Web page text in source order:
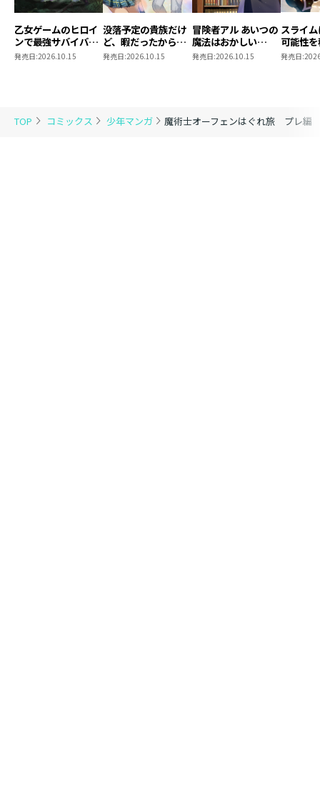
TOP コミックス 少年マンガ 魔術士オーフェンはぐれ旅 プレ編
乙女ゲームのヒロイ
ンで最強サバイバル
@COMIC 第9巻
発売日:2026.10.15
没落予定の貴族だけ
ど、暇だったから魔
法を極めてみた
発売日:2026.10.15
冒険者アル あいつの
魔法はおかしい
@COMIC 第5巻
発売日:2026.10.15
スライ
可能性
～２回
発売日: